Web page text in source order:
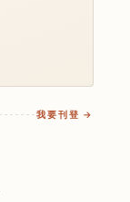
我要刊登 →